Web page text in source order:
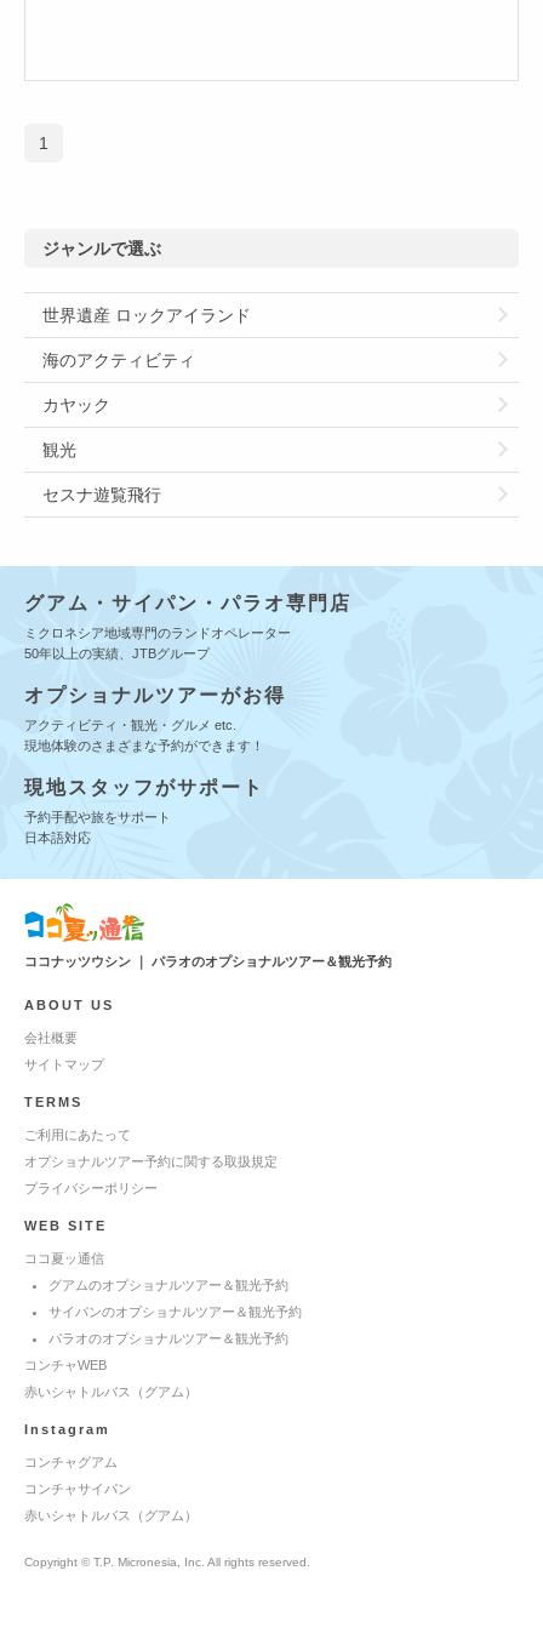
1
ジャンルで選ぶ
世界遺産 ロックアイランド
海のアクティビティ
カヤック
観光
セスナ遊覧飛行
グアム・サイパン・パラオ専門店
ミクロネシア地域専門のランドオペレーター
50年以上の実績、JTBグループ
オプショナルツアーがお得
アクティビティ・観光・グルメ etc.
現地体験のさまざまな予約ができます！
現地スタッフがサポート
予約手配や旅をサポート
日本語対応
ココナッツウシン ｜ パラオのオプショナルツアー＆観光予約
ABOUT US
会社概要
サイトマップ
TERMS
ご利用にあたって
オプショナルツアー予約に関する取扱規定
プライバシーポリシー
WEB SITE
ココ夏ッ通信
グアムのオプショナルツアー＆観光予約
サイパンのオプショナルツアー＆観光予約
パラオのオプショナルツアー＆観光予約
コンチャWEB
赤いシャトルバス（グアム）
Instagram
コンチャグアム
コンチャサイパン
赤いシャトルバス（グアム）
Copyright © T.P. Micronesia, Inc. All rights reserved.